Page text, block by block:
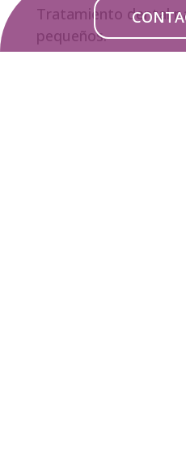
Tratamiento dental
pequeños.